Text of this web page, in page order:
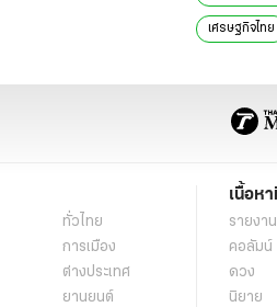
เศรษฐกิจไทย
ทั่วไทย
การเมือง
ต่างประเทศ
ยานยนต์
เนื้อห
รายงา
คอลัมน์
ดวง
นิยาย